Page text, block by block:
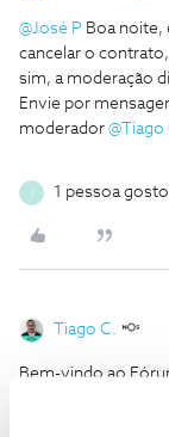
@José P Boa
cancelar o
sim, a moderação
Envie por
moderador @Tiago
1 pessoa
Tiago C.
Bem-vindo ao
Para o